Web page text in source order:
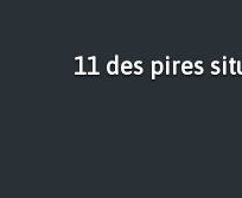
11 des pires